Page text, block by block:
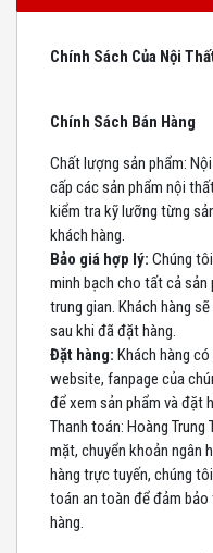
Chính Sách Của Nội
Chính Sách Bán Hàng
Chất lượng sản phẩm:
cấp các sản phẩm nội
kiểm tra kỹ lưỡng từng
khách hàng.
Bảo giá hợp lý: Chúng
minh bạch cho tất cả sản
trung gian. Khách hàng
sau khi đã đặt hàng.
Đặt hàng: Khách hàng
website, fanpage của
để xem sản phẩm và đặt
Thanh toán: Hoàng
mặt, chuyển khoản ngân
hàng trực tuyến, chúng
toán an toàn để đảm
hàng.